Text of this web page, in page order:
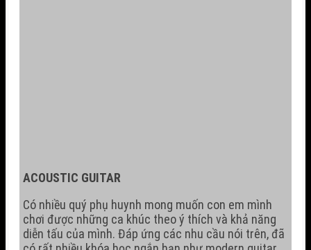
ACOUSTIC GUITAR
Có nhiều quý phụ huynh mong muốn con em mình
chơi được những ca khúc theo ý thích và khả năng
diễn tấu của mình. Đáp ứng các nhu cầu nói trên, đã